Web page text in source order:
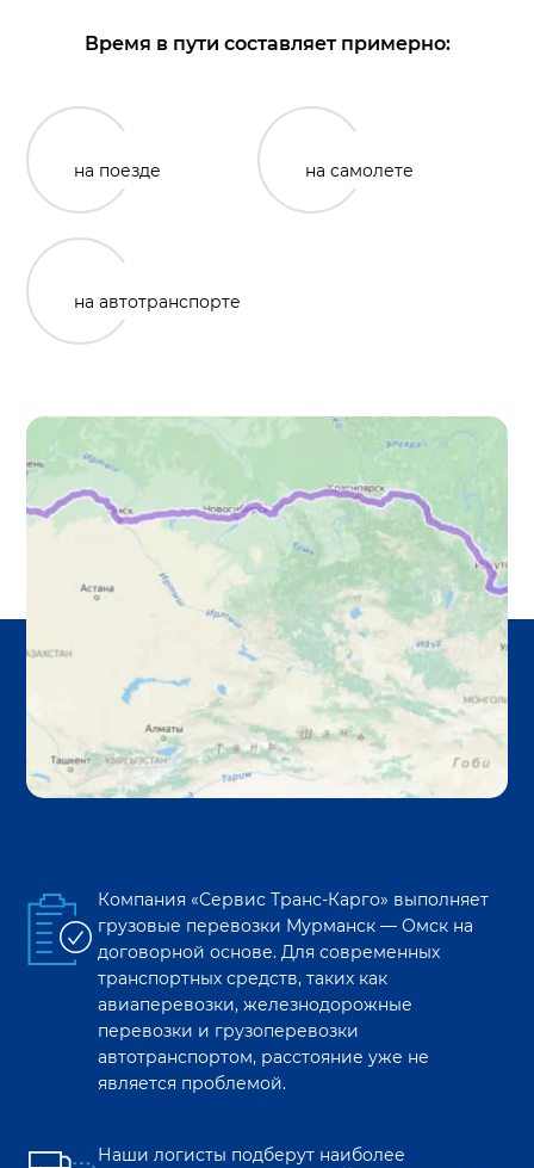
Время в пути составляет примерно:
на поезде на самолете
на автотранспорте
Компания «Сервис Транс-Карго» выполняет
грузовые перевозки Мурманск —Омск на
договорной основе. Для современных
транспортных средств, таких как
авиаперевозки, железнодорожные
перевозки и грузоперевозки
автотранспортом, расстояние уже не
является проблемой.
Наши логисты подберут наиболее